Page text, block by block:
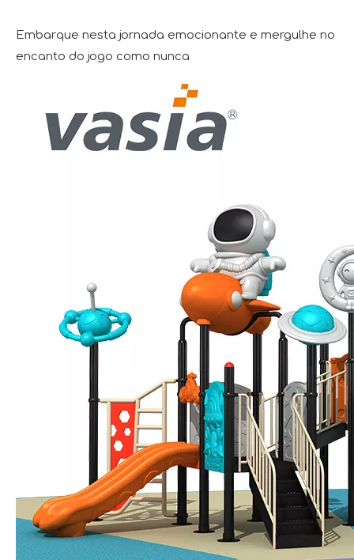
Embarque nesta jornada emocionante e mergulhe no
encanto do jogo como nunca